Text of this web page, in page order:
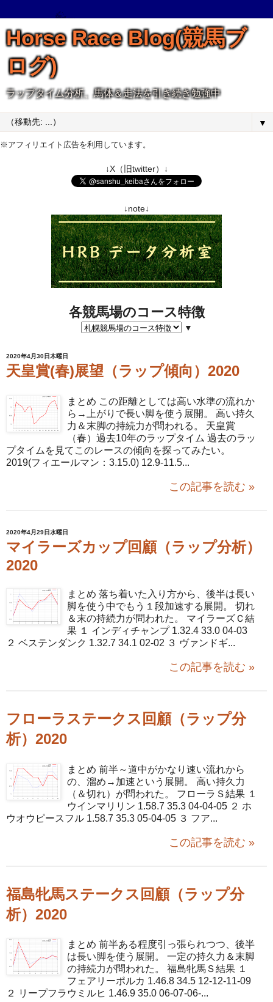
Horse Race Blog(競馬ブ
ログ)
ラップタイム分析、馬体＆走法を引き続き勉強中
▼
※アフィリエイト広告を利用しています。
↓X（旧twitter）↓
↓note↓
各競馬場のコース特徴
▼
2020年4月30日木曜日
天皇賞(春)展望（ラップ傾向）2020
まとめ この距離としては高い水準の流れか
ら→上がりで長い脚を使う展開。 高い持久
力＆末脚の持続力が問われる。 天皇賞
（春）過去10年のラップタイム 過去のラッ
プタイムを見てこのレースの傾向を探ってみたい。
2019(フィエールマン：3.15.0) 12.9-11.5...
この記事を読む »
2020年4月29日水曜日
マイラーズカップ回顧（ラップ分析）
2020
まとめ 落ち着いた入り方から、後半は長い
脚を使う中でもう１段加速する展開。 切れ
＆末の持続力が問われた。 マイラーズＣ結
果 １ インディチャンプ 1.32.4 33.0 04-03
２ ベステンダンク 1.32.7 34.1 02-02 ３ ヴァンドギ...
この記事を読む »
フローラステークス回顧（ラップ分
析）2020
まとめ 前半～道中がかなり速い流れから
の、溜め→加速という展開。 高い持久力
（＆切れ）が問われた。 フローラＳ結果 １
ウインマリリン 1.58.7 35.3 04-04-05 ２ ホ
ウオウピースフル 1.58.7 35.3 05-04-05 ３ フア...
この記事を読む »
福島牝馬ステークス回顧（ラップ分
析）2020
まとめ 前半ある程度引っ張られつつ、後半
は長い脚を使う展開。 一定の持久力＆末脚
の持続力が問われた。 福島牝馬Ｓ結果 １
フェアリーポルカ 1.46.8 34.5 12-12-11-09
２ リープフラウミルヒ 1.46.9 35.0 06-07-06-...